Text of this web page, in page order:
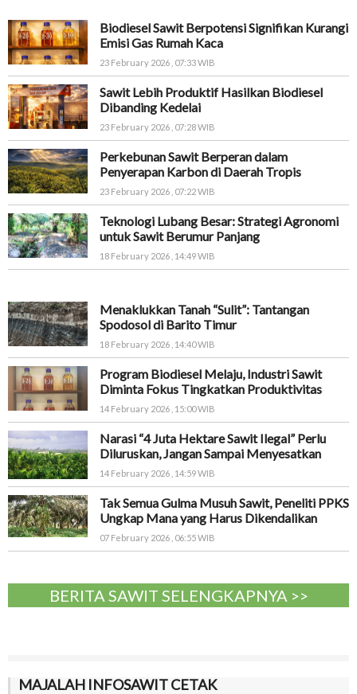
Biodiesel Sawit Berpotensi Signifikan Kurangi
Emisi Gas Rumah Kaca
23 February 2026 , 07:33 WIB
Sawit Lebih Produktif Hasilkan Biodiesel
Dibanding Kedelai
23 February 2026 , 07:28 WIB
Perkebunan Sawit Berperan dalam
Penyerapan Karbon di Daerah Tropis
23 February 2026 , 07:22 WIB
Teknologi Lubang Besar: Strategi Agronomi
untuk Sawit Berumur Panjang
18 February 2026 , 14:49 WIB
Menaklukkan Tanah “Sulit”: Tantangan
Spodosol di Barito Timur
18 February 2026 , 14:40 WIB
Program Biodiesel Melaju, Industri Sawit
Diminta Fokus Tingkatkan Produktivitas
14 February 2026 , 15:00 WIB
Narasi “4 Juta Hektare Sawit Ilegal” Perlu
Diluruskan, Jangan Sampai Menyesatkan
14 February 2026 , 14:59 WIB
Tak Semua Gulma Musuh Sawit, Peneliti PPKS
Ungkap Mana yang Harus Dikendalikan
07 February 2026 , 06:55 WIB
BERITA SAWIT SELENGKAPNYA >>
MAJALAH INFOSAWIT CETAK